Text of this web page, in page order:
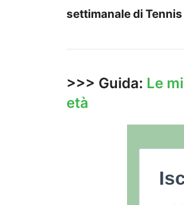
settimanale di
>>> Guida: Le
età